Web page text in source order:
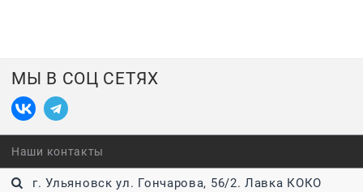
МЫ В СОЦ СЕТЯХ
Наши контакты
г. Ульяновск ул. Гончарова, 56/2. Лавка КОКО